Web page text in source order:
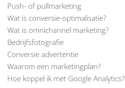
Push- of pullmarketing
Wat is conversie-optimalisatie?
Wat is omnichannel marketing?
Bedrijfsfotografie
Conversie advertentie
Waarom een marketingplan?
Hoe koppel ik met Google Analytics?